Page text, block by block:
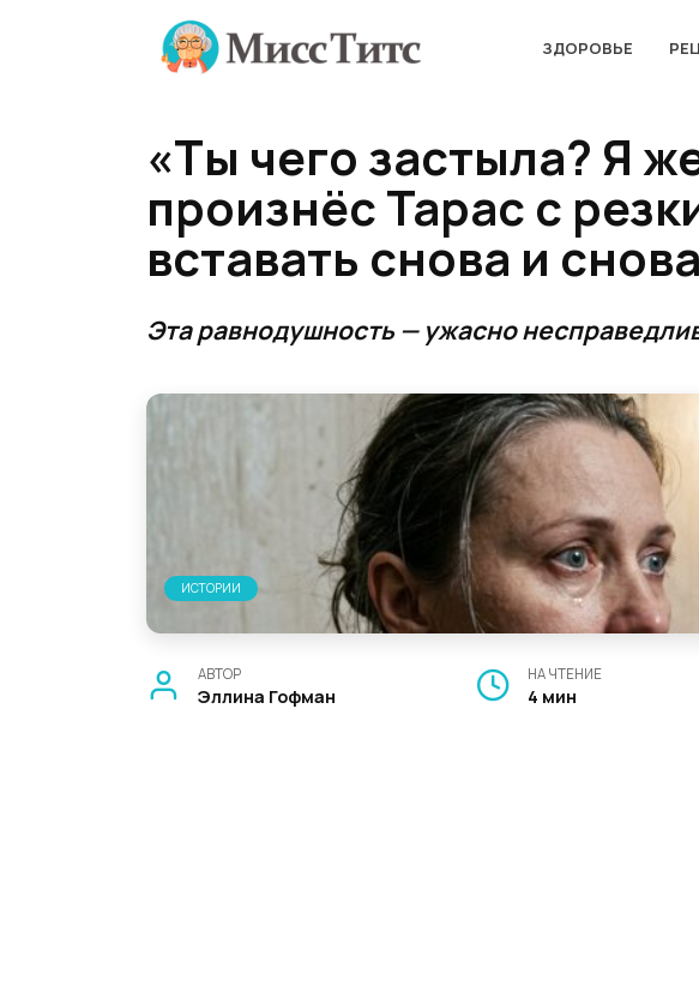
ЗДОРОВЬЕ
«Ты чего застыла? Я
произнёс Тарас с
вставать снова и снова
Эта равнодушность — ужасно
ИСТОРИИ
АВТОР
Эллина Гофман
НА ЧТЕНИЕ
4 мин